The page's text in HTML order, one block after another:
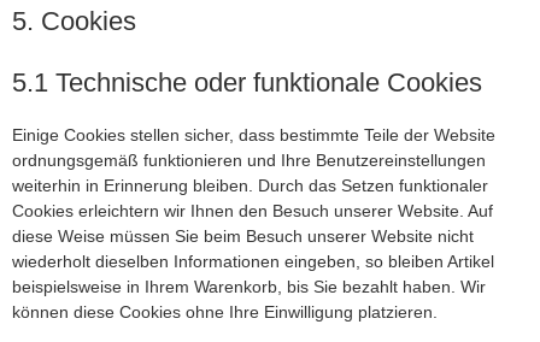
5. Cookies
5.1 Technische oder funktionale Cookies
Einige Cookies stellen sicher, dass bestimmte Teile der Website
ordnungsgemäß funktionieren und Ihre Benutzereinstellungen
weiterhin in Erinnerung bleiben. Durch das Setzen funktionaler
Cookies erleichtern wir Ihnen den Besuch unserer Website. Auf
diese Weise müssen Sie beim Besuch unserer Website nicht
wiederholt dieselben Informationen eingeben, so bleiben Artikel
beispielsweise in Ihrem Warenkorb, bis Sie bezahlt haben. Wir
können diese Cookies ohne Ihre Einwilligung platzieren.